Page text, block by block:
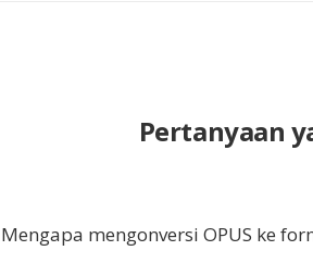
Pertanyaan
Mengapa mengonversi OPUS ke